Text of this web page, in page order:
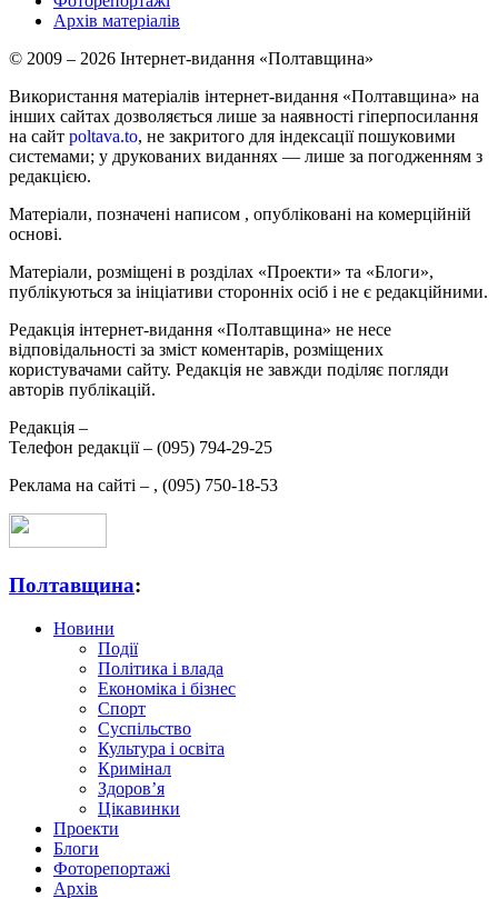
Архів матеріалів
© 2009 – 2026 Інтернет-видання «Полтавщина»
Використання матеріалів інтернет-видання «Полтавщина» на
інших сайтах дозволяється лише за наявності гіперпосилання
на сайт poltava.to, не закритого для індексації пошуковими
системами; у друкованих виданнях — лише за погодженням з
редакцією.
Матеріали, позначені написом , опубліковані на комерційній
основі.
Матеріали, розміщені в розділах «Проекти» та «Блоги»,
публікуються за ініціативи сторонніх осіб і не є редакційними.
Редакція інтернет-видання «Полтавщина» не несе
відповідальності за зміст коментарів, розміщених
користувачами сайту. Редакція не завжди поділяє погляди
авторів публікацій.
Редакція –
Телефон редакції – (095) 794-29-25
Реклама на сайті – , (095) 750-18-53
Полтавщина:
Новини
Події
Політика і влада
Економіка і бізнес
Спорт
Суспільство
Культура і освіта
Кримінал
Здоров’я
Цікавинки
Проекти
Блоги
Фоторепортажі
Архів